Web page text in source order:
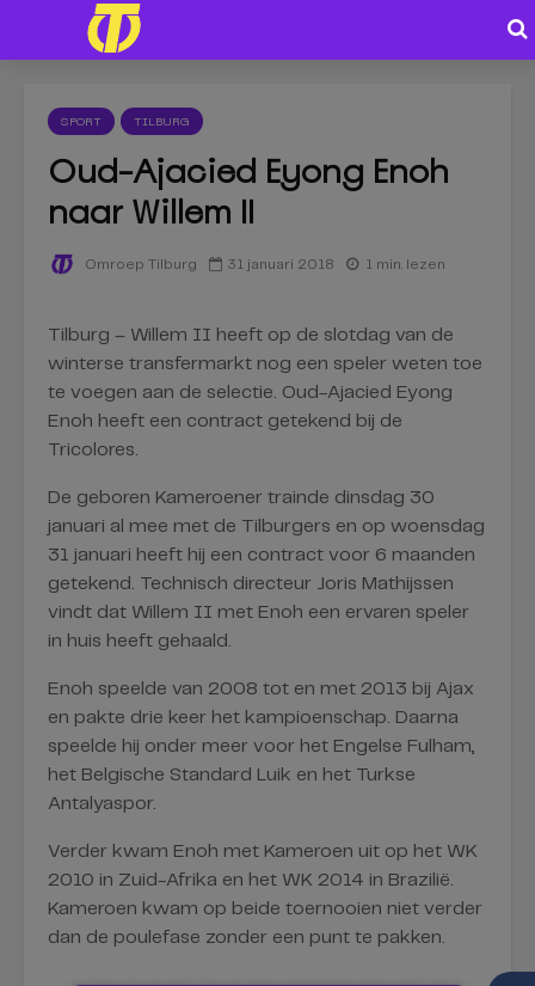
SPORT TILBURG
Oud-Ajacied Eyong Enoh
naar Willem II
Omroep Tilburg 31 januari 2018 1 min. lezen
Tilburg – Willem II heeft op de slotdag van de
winterse transfermarkt nog een speler weten toe
te voegen aan de selectie. Oud-Ajacied Eyong
Enoh heeft een contract getekend bij de
Tricolores.
De geboren Kameroener trainde dinsdag 30
januari al mee met de Tilburgers en op woensdag
31 januari heeft hij een contract voor 6 maanden
getekend. Technisch directeur Joris Mathijssen
vindt dat Willem II met Enoh een ervaren speler
in huis heeft gehaald.
Enoh speelde van 2008 tot en met 2013 bij Ajax
en pakte drie keer het kampioenschap. Daarna
speelde hij onder meer voor het Engelse Fulham,
het Belgische Standard Luik en het Turkse
Antalyaspor.
Verder kwam Enoh met Kameroen uit op het WK
2010 in Zuid-Afrika en het WK 2014 in Brazilië.
Kameroen kwam op beide toernooien niet verder
dan de poulefase zonder een punt te pakken.